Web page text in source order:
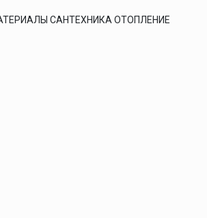
САНТЕХНИКА ОТОПЛЕНИЕ